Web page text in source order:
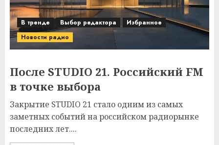
В тренде Выбор редактора
Избранное
Новости радио
После STUDIO 21. Российский FM
в точке выбора
Закрытие STUDIO 21 стало одним из самых
заметных событий на российском радиорынке
последних лет....